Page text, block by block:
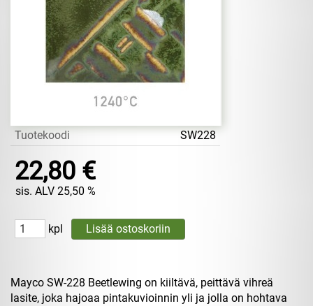
Tuotekoodi SW228
22,80 €
sis. ALV 25,50 %
kpl
Mayco SW-228 Beetlewing on kiiltävä, peittävä vihreä
lasite, joka hajoaa pintakuvioinnin yli ja jolla on hohtava